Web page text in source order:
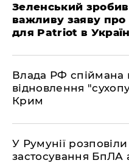
Зеленський
важливу заяву про
для Patriot в
Влада РФ спіймана
відновлення
Крим
У Румунії
застосування БпЛА